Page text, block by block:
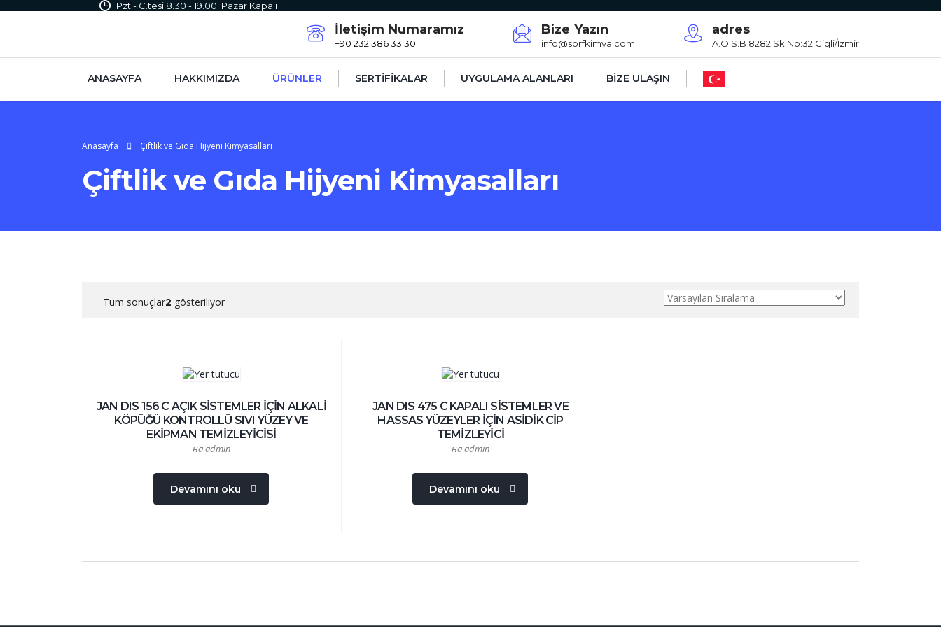
Pzt - C.tesi 8.30 - 19.00. Pazar Kapalı
İletişim Numaramız
+90 232 386 33 30
Bize Yazın
info@sorfkimya.com
adres
A.O.S.B 8282 Sk No:32 Cigli/Izmir
ANASAYFA HAKKIMIZDA ÜRÜNLER SERTİFİKALAR UYGULAMA ALANLARI BİZE ULAŞIN
Anasayfa Çiftlik ve Gıda Hijyeni Kimyasalları
Çiftlik ve Gıda Hijyeni Kimyasalları
Tüm sonuçlar2 gösteriliyor
JAN DIS 156 C AÇIK SİSTEMLER İÇİN ALKALİ
KÖPÜĞÜ KONTROLLÜ SIVI YÜZEY VE
EKİPMAN TEMİZLEYİCİSİ
на admin
Devamını oku
JAN DIS 475 C KAPALI SİSTEMLER VE
HASSAS YÜZEYLER İÇİN ASİDİK CİP
TEMİZLEYİCİ
на admin
Devamını oku